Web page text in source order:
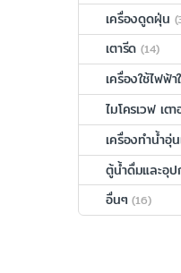
เครื่องดูดฝุ่น
เตารีด (14)
เครื่องใช้ไฟฟ้
ไมโครเวฟ เ
เครื่องทำน้ำอุ่
ตู้น้ำดื่มและอุ
อื่นๆ (16)